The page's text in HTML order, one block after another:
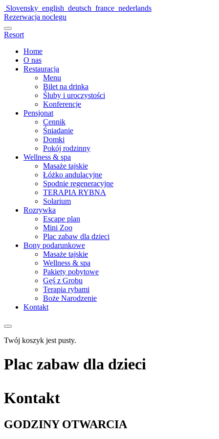
Slovensky english deutsch france nederlands
Rezerwacja noclegu
Resort
Home
O nas
Restauracja
Menu
Bilet na drinka
Śluby i uroczystości
Konferencje
Pensjonat
Cennik
Śniadanie
Domki
Pokój rodzinny
Wellness & spa
Masaże tajskie
Łóżko andulacyjne
Spodnie regeneracyjne
TERAPIA RYBNA
Solarium
Rozrywka
Escape plan
Mini Zoo
Plac zabaw dla dzieci
Bony podarunkowe
Masaże tajskie
Wellness & spa
Pakiety pobytowe
Gęś z Grobu
Terapia rybami
Boże Narodzenie
Kontakt
Twój koszyk jest pusty.
Plac zabaw dla dzieci
Kontakt
GODZINY OTWARCIA